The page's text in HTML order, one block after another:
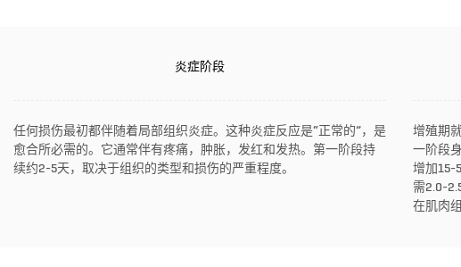
炎症阶段
任何损伤最初都伴随着局部组织炎症。这种炎症反应是“正常的”，是
愈合所必需的。它通常伴有疼痛，肿胀，发红和发热。第一阶段持
续约2-5天，取决于组织的类型和损伤的严重程度。
增殖期
一阶段
增加15-
需2.0-
在肌肉